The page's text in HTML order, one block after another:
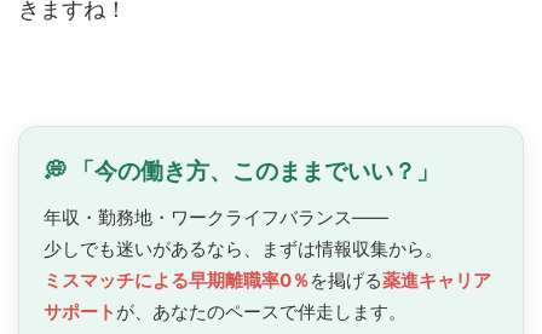
きますね！
💭 「今の働き方、このままでいい？」
年収・勤務地・ワークライフバランス——
少しでも迷いがあるなら、まずは情報収集から。
ミスマッチによる早期離職率0％を掲げる薬進キャリア
サポート が、あなたのペースで伴走します。